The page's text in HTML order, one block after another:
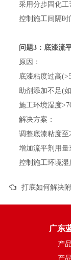
采用分步固化工艺
控制施工间隔时间
问题3：底漆流
原因：
底漆粘度过高
助剂添加不足(如
施工环境湿度
解决方案：
调整底漆粘度至
增加流平剂用量
控制施工环境湿度
打底如何解决
广东
产
产